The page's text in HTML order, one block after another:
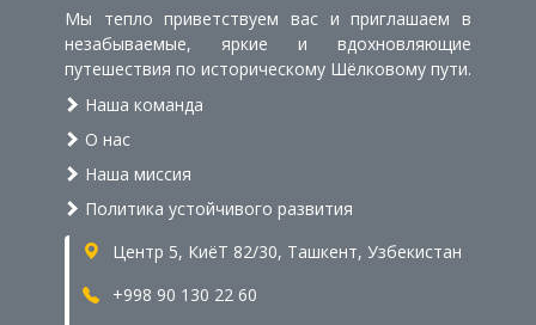
Мы тепло приветствуем вас и приглашаем в
незабываемые, яркие и вдохновляющие
путешествия по историческому Шёлковому пути.
Наша команда
О нас
Наша миссия
Политика устойчивого развития
Центр 5, КиёТ 82/30, Ташкент, Узбекистан
+998 90 130 22 60